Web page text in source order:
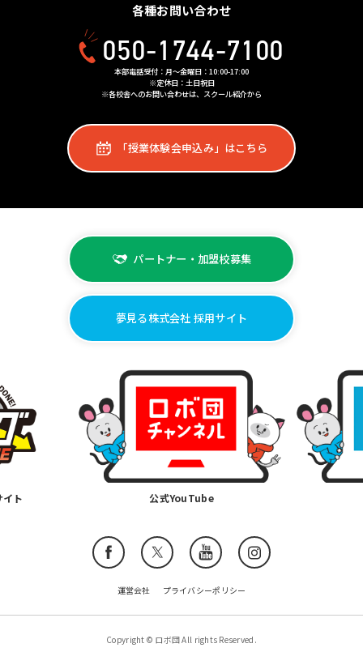
各種お問い合わせ
050-1744-7100
本部電話受付：月〜金曜日：10:00-17:00
※定休日：土日祝日
※各校舎へのお問い合わせは、スクール紹介から
「授業体験会申込み」はこちら
パートナー・加盟校募集
夢見る株式会社 採用サイト
ト 公式YouTube
運営会社 プライバシーポリシー
Copyright © ロボ団 All rights Reserved.